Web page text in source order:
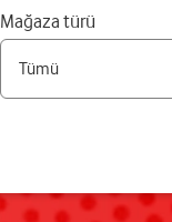
Mağaza türü